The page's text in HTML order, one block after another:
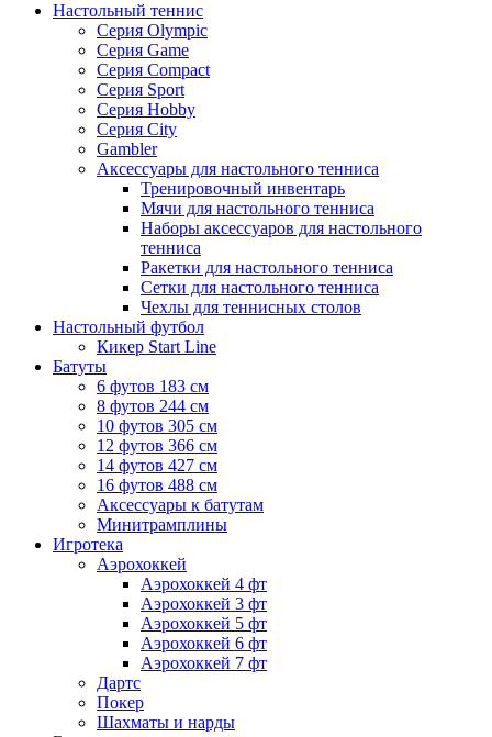
Настольный теннис
Серия Olympic
Серия Game
Серия Compact
Серия Sport
Серия Hobby
Серия City
Gambler
Аксессуары для настольного тенниса
Тренировочный инвентарь
Мячи для настольного тенниса
Наборы аксессуаров для настольного
тенниса
Ракетки для настольного тенниса
Сетки для настольного тенниса
Чехлы для теннисных столов
Настольный футбол
Кикер Start Line
Батуты
6 футов 183 см
8 футов 244 см
10 футов 305 см
12 футов 366 см
14 футов 427 см
16 футов 488 см
Аксессуары к батутам
Минитрамплины
Игротека
Аэрохоккей
Аэрохоккей 4 фт
Аэрохоккей 3 фт
Аэрохоккей 5 фт
Аэрохоккей 6 фт
Аэрохоккей 7 фт
Дартс
Покер
Шахматы и нарды